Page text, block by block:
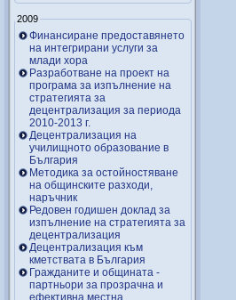
2009
Финансиране предоставянето
на интегрирани услуги за
млади хора
Разработване на проект на
програма за изпълнение на
стратегията за
децентрализация за периода
2010-2013 г.
Децентрализация на
училищното образование в
България
Методика за остойностяване
на общинските разходи,
наръчник
Редовен годишен доклад за
изпълнение на стратегията за
децентрализация
Децентрализация към
кметствата в България
Гражданите и общината -
партньори за прозрачна и
ефективна местна